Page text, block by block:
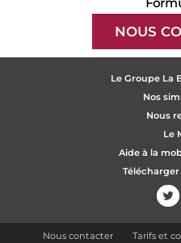
NOUS
Le Groupe La
Nos
Nous
Le
Aide à la
Nous contacter
Tarifs et